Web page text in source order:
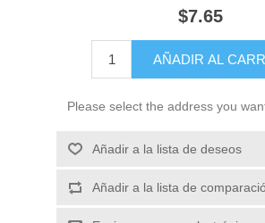
$7.65
Please select the address you